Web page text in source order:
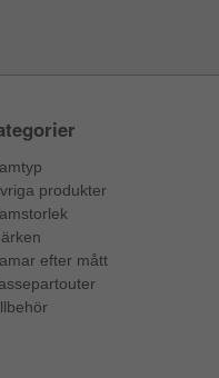
produkter
efter mått